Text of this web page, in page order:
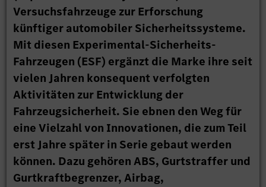
Versuchsfahrzeuge zur Erforschung
künftiger automobiler Sicherheitssysteme.
Mit diesen Experimental-Sicherheits-
Fahrzeugen (ESF) ergänzt die Marke ihre seit
vielen Jahren konsequent verfolgten
Aktivitäten zur Entwicklung der
Fahrzeugsicherheit. Sie ebnen den Weg für
eine Vielzahl von Innovationen, die zum Teil
erst Jahre später in Serie gebaut werden
können. Dazu gehören ABS, Gurtstraffer und
Gurtkraftbegrenzer, Airbag,